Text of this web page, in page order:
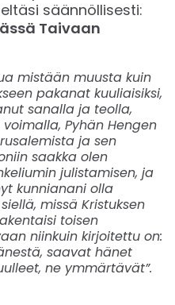
säännöllisesti:
Taivaan
mistään muusta kuin
pakanat kuuliaisiksi,
sanalla ja teolla,
Pyhän Hengen
ja sen
saakka olen
julistamisen, ja
kunnianani olla
missä Kristuksen
toisen
niinkuin kirjoitettu on:
saavat hänet
ne ymmärtävät”.